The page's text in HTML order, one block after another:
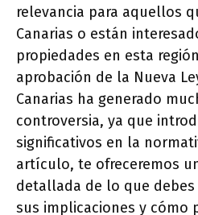
relevancia para aquellos
Canarias o están
propiedades en esta
aprobación de la Nueva
Canarias ha generado
controversia, ya que
significativos en la
artículo, te ofreceremos
detallada de lo que
sus implicaciones y cómo